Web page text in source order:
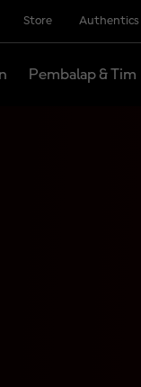
Store Authentics
Pembalap & Tim